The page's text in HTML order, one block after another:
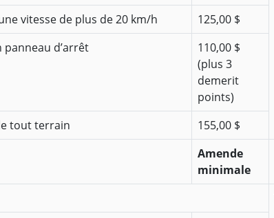
vitesse de plus de 20 km/h
125,00 $
d’arrêt
110,00 $
(plus 3
demerit
points)
tout terrain
155,00 $
Amende
minimale